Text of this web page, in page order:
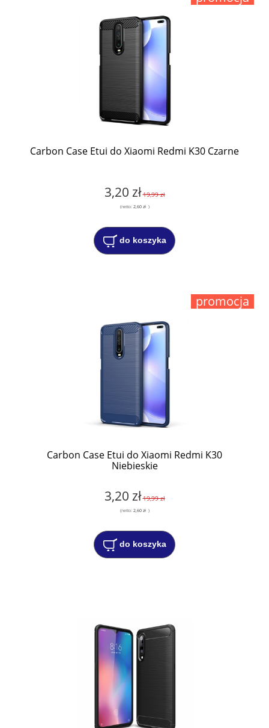
Carbon Case Etui do Xiaomi Redmi K30 Czarne
3,20 zł 19,99 zł
(netto: 2,60 zł )
do koszyka
Carbon Case Etui do Xiaomi Redmi K30
Niebieskie
3,20 zł 19,99 zł
(netto: 2,60 zł )
do koszyka
promocja